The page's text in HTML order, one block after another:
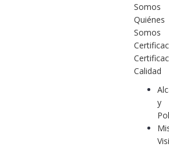
Somos
Quiénes
Somos
Calidad
y